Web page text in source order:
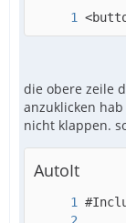
die obere zeile
anzuklicken
nicht klappen.
AutoIt